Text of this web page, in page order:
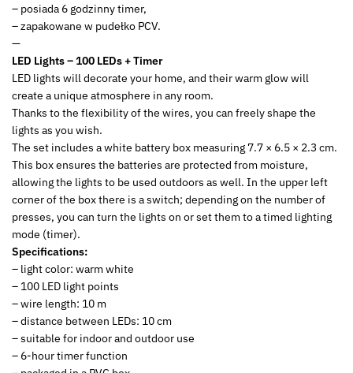
– posiada 6 godzinny timer,
– zapakowane w pudełko PCV.
—
LED Lights – 100 LEDs + Timer
LED lights will decorate your home, and their warm glow will
create a unique atmosphere in any room.
Thanks to the flexibility of the wires, you can freely shape the
lights as you wish.
The set includes a white battery box measuring 7.7 × 6.5 × 2.3 cm.
This box ensures the batteries are protected from moisture,
allowing the lights to be used outdoors as well. In the upper left
corner of the box there is a switch; depending on the number of
presses, you can turn the lights on or set them to a timed lighting
mode (timer).
Specifications:
– light color: warm white
– 100 LED light points
– wire length: 10 m
– distance between LEDs: 10 cm
– suitable for indoor and outdoor use
– 6-hour timer function